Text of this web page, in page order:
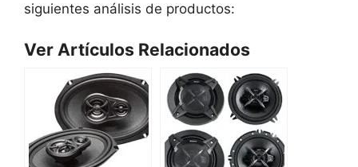
siguientes análisis de productos:
Ver Artículos Relacionados